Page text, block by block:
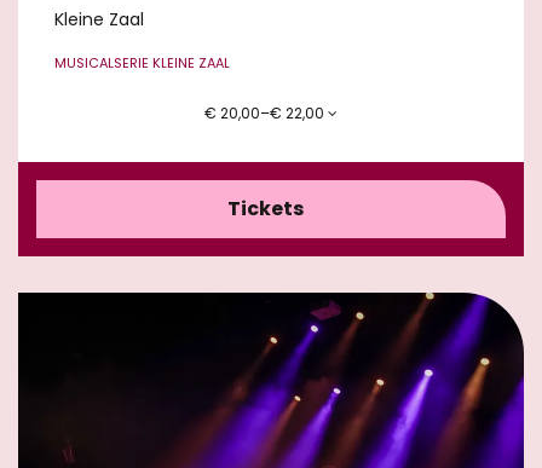
Kleine Zaal
MUSICALSERIE KLEINE ZAAL
€ 20,00–€ 22,00
Tickets